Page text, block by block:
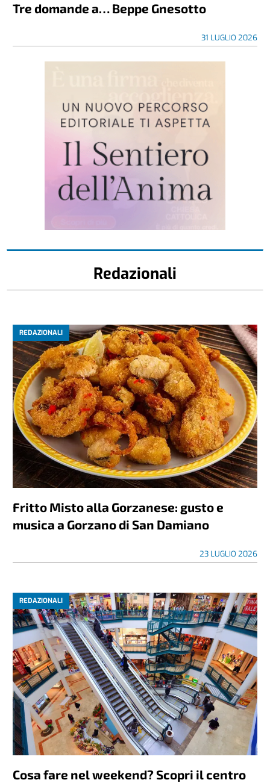
Tre domande a… Beppe Gnesotto
31 LUGLIO 2026
Redazionali
REDAZIONALI
Fritto Misto alla Gorzanese: gusto e
musica a Gorzano di San Damiano
23 LUGLIO 2026
REDAZIONALI
Cosa fare nel weekend? Scopri il centro